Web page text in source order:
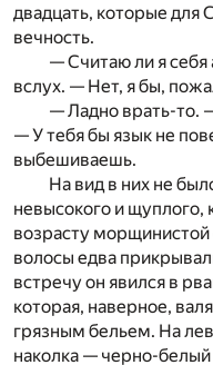
двадцать, которые для
вечность.
— Считаю ли я себя
вслух. — Нет, я бы,
— Ладно врать-то.
— У тебя бы язык не
выбешиваешь.
На вид в них не
невысокого и щуплого,
возрасту
волосы едва
встречу он явился в
которая, наверное,
грязным бельем. На
наколка — черно-белый